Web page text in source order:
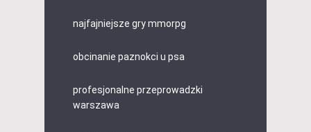
najfajniejsze gry mmorpg
obcinanie paznokci u psa
profesjonalne przeprowadzki
warszawa